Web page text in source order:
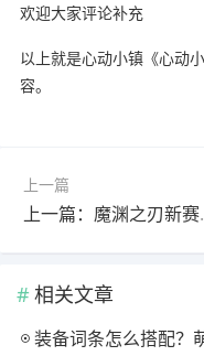
欢迎大家评论补充
以上就是心动小镇《心动
容。
上一篇
上一篇
相关文章
装备词条怎么搭配？